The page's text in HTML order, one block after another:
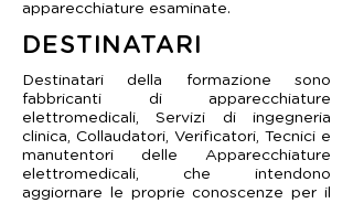
apparecchiature esaminate.
DESTINATARI
Destinatari della formazione sono
fabbricanti di apparecchiature
elettromedicali, Servizi di ingegneria
clinica, Collaudatori, Verificatori, Tecnici e
manutentori delle Apparecchiature
elettromedicali, che intendono
aggiornare le proprie conoscenze per il